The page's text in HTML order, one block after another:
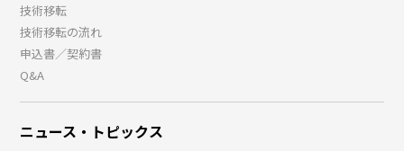
技術移転
技術移転の流れ
申込書／契約書
Q&A
ニュース・トピックス